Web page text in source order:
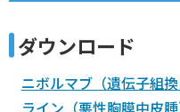
ダウンロード
ニボルマブ（遺伝子組
ライン（悪性胸膜中皮